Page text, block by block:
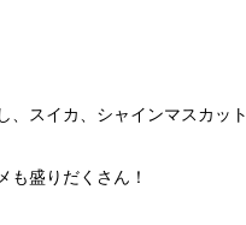
スイカ、シャインマスカット
盛りだくさん！